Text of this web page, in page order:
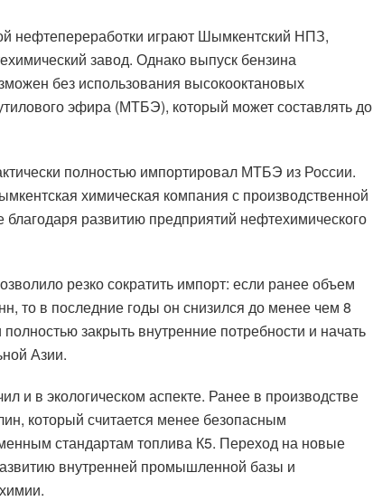
нефтепереработки играют Шымкентский НПЗ,
завод. Однако выпуск бензина
без использования высокооктановых
эфира (МТБЭ), который может составлять до
полностью импортировал МТБЭ из России.
химическая компания с производственной
развитию предприятий нефтехимического
резко сократить импорт: если ранее объем
то в последние годы он снизился до менее чем 8
закрыть внутренние потребности и начать
Азии.
и в экологическом аспекте. Ранее в производстве
который считается менее безопасным
стандартам топлива К5. Переход на новые
внутренней промышленной базы и